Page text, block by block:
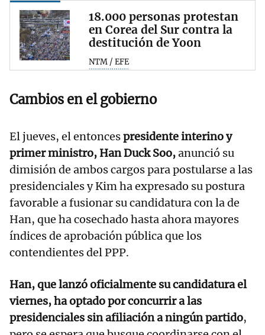
18.000 personas protestan
en Corea del Sur contra la
destitución de Yoon
NTM / EFE
Cambios en el gobierno
El jueves, el entoncespresidente interino y
primer ministro, Han Duck Soo,anunció su
dimisión de ambos cargos para postularse a las
presidenciales y Kim ha expresado su postura
favorable a fusionar su candidatura con la de
Han, que ha cosechado hasta ahora mayores
índices de aprobación pública que los
contendientes del PPP.
Han, que lanzó oficialmente su candidatura el
viernes, ha optado por concurrir a las
presidenciales sin afiliación a ningún partido,